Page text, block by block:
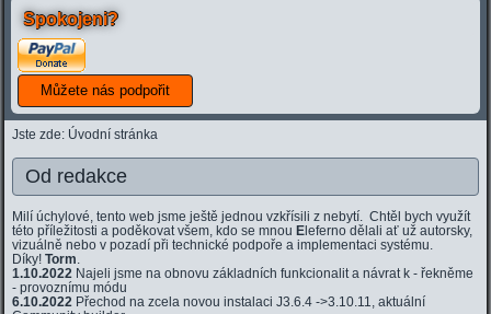
Spokojeni?
Jste zde: Úvodní stránka
Od redakce
Milí úchylové, tento web jsme ještě jednou vzkřísili z nebytí. Chtěl bych využít
této příležitosti a poděkovat všem, kdo se mnou E leferno dělali ať už autorsky,
vizuálně nebo v pozadí při technické podpoře a implementaci systému.
Díky!Torm.
1.10.2022 Najeli jsme na obnovu základních funkcionalit a návrat k - řekněme
- provoznímu módu
6.10.2022 Přechod na zcela novou instalaci J3.6.4 ->3.10.11, aktuální